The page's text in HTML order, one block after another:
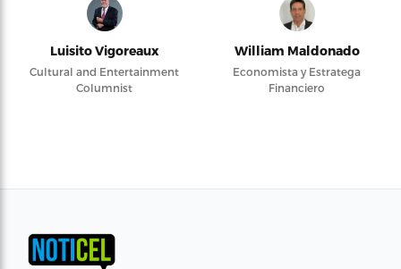
Luisito Vigoreaux
Cultural and Entertainment
Columnist
William Maldonado
Economista y Estratega
Financiero